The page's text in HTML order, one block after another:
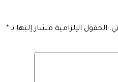
الحقول الإلزامية مشار إليها بـ *